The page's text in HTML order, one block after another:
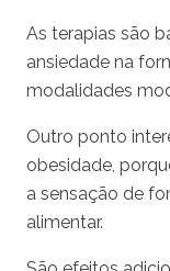
As terapias são
ansiedade na
modalidades
Outro ponto
obesidade,
a sensação de
alimentar.